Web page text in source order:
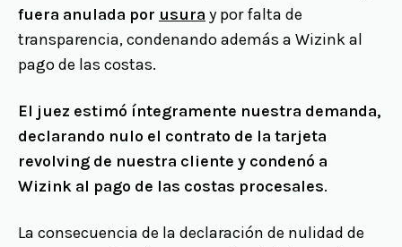
fuera anulada por usura y por falta de
transparencia, condenando además a Wizink al
pago de las costas.
El juez estimó íntegramente nuestra demanda,
declarando nulo el contrato de la tarjeta
revolving de nuestra cliente y condenó a
Wizink al pago de las costas procesales.
La consecuencia de la declaración de nulidad de